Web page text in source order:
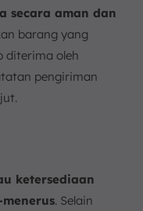
secara aman dan
barang yang
diterima oleh
pengiriman
ketersediaan
. Selain